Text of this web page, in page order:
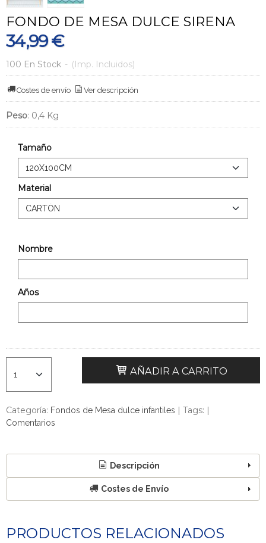
FONDO DE MESA DULCE SIRENA
34,99 €
100 En Stock - (Imp. Incluidos)
Costes de envío Ver descripción
Peso: 0,4 Kg
Tamaño
Material
Nombre
Años
AÑADIR A CARRITO
Categoría: Fondos de Mesa dulce infantiles | Tags: |
Comentarios
Descripción
Costes de Envío
PRODUCTOS RELACIONADOS